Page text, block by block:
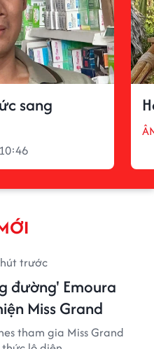
sang
trước
đường' Emoura
Miss Grand
tham gia Miss Grand